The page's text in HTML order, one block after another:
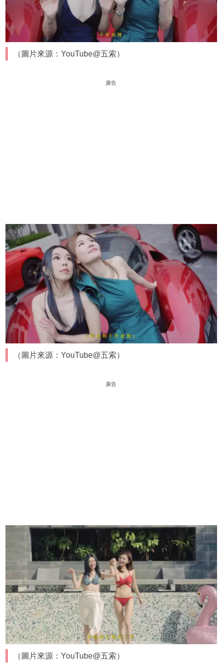
（圖片來源：YouTube@五索）
廣告
（圖片來源：YouTube@五索）
廣告
（圖片來源：YouTube@五索）